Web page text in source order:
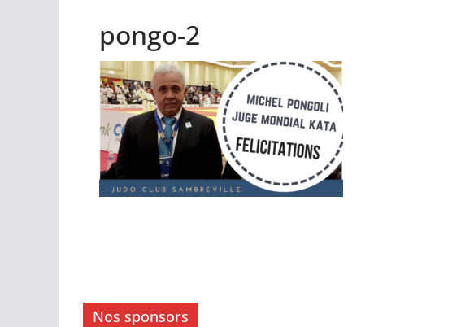
pongo-2
Nos sponsors